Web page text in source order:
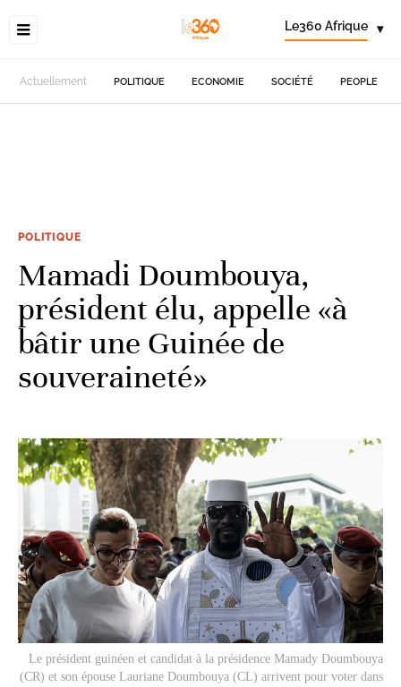
Le360 Afrique ▾
Actuellement POLITIQUE ECONOMIE SOCIÉTÉ PEOPLE
POLITIQUE
Mamadi Doumbouya,
président élu, appelle «à
bâtir une Guinée de
souveraineté»
Le président guinéen et candidat à la présidence Mamady Doumbouya
(CR) et son épouse Lauriane Doumbouya (CL) arrivent pour voter dans